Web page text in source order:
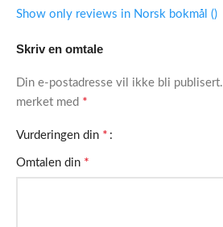
Show only reviews in Norsk bokmål ()
Skriv en omtale
Din e-postadresse vil ikke bli publisert.
merket med *
Vurderingen din *
Omtalen din *